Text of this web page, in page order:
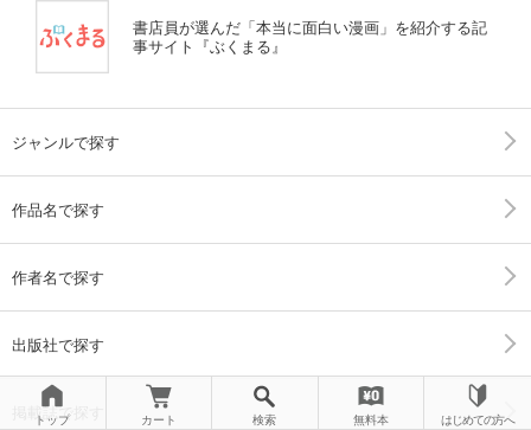
書店員が選んだ「本当に面白い漫画」を紹介する記
事サイト『ぶくまる』
ジャンルで探す
作品名で探す
作者名で探す
出版社で探す
掲載誌で探す
トップ カート 検索 無料本 はじめての方へ